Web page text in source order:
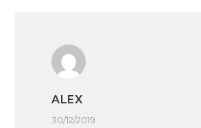
ALEX
30/12/2019